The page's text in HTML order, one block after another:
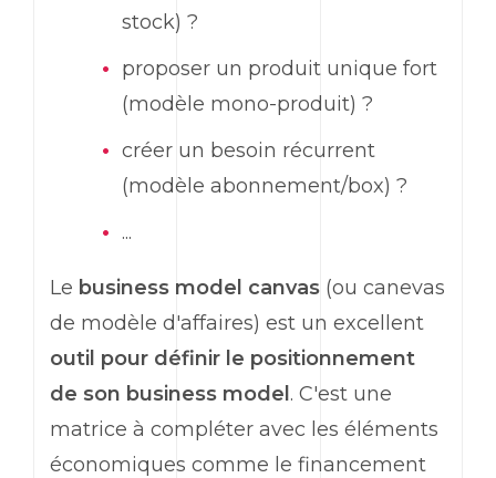
stock) ?
proposer un produit unique fort
(modèle mono-produit) ?
créer un besoin récurrent
(modèle abonnement/box) ?
...
Le business model canvas (ou canevas
de modèle d'affaires) est un excellent
outil pour définir le positionnement
de son business model . C'est une
matrice à compléter avec les éléments
économiques comme le financement